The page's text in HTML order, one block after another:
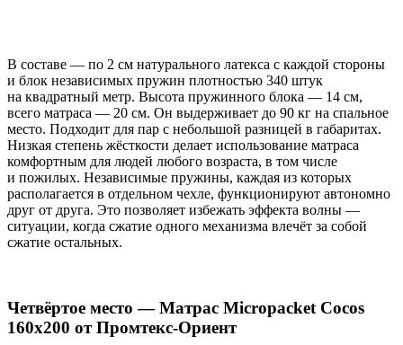
В составе — по 2 см натурального латекса с каждой стороны
и блок независимых пружин плотностью 340 штук
на квадратный метр. Высота пружинного блока — 14 см,
всего матраса — 20 см. Он выдерживает до 90 кг на спальное
место. Подходит для пар с небольшой разницей в габаритах.
Низкая степень жёсткости делает использование матраса
комфортным для людей любого возраста, в том числе
и пожилых. Независимые пружины, каждая из которых
располагается в отдельном чехле, функционируют автономно
друг от друга. Это позволяет избежать эффекта волны —
ситуации, когда сжатие одного механизма влечёт за собой
сжатие остальных.
Четвёртое место — Матрас Micropacket Cocos
160x200 от Промтекс-Ориент